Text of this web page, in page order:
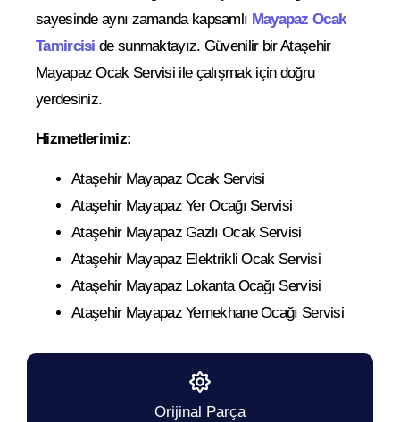
sayesinde aynı zamanda kapsamlı Mayapaz Ocak
Tamircisi de sunmaktayız. Güvenilir bir Ataşehir
Mayapaz Ocak Servisi ile çalışmak için doğru
yerdesiniz.
Hizmetlerimiz:
Ataşehir Mayapaz Ocak Servisi
Ataşehir Mayapaz Yer Ocağı Servisi
Ataşehir Mayapaz Gazlı Ocak Servisi
Ataşehir Mayapaz Elektrikli Ocak Servisi
Ataşehir Mayapaz Lokanta Ocağı Servisi
Ataşehir Mayapaz Yemekhane Ocağı Servisi
Orijinal Parça